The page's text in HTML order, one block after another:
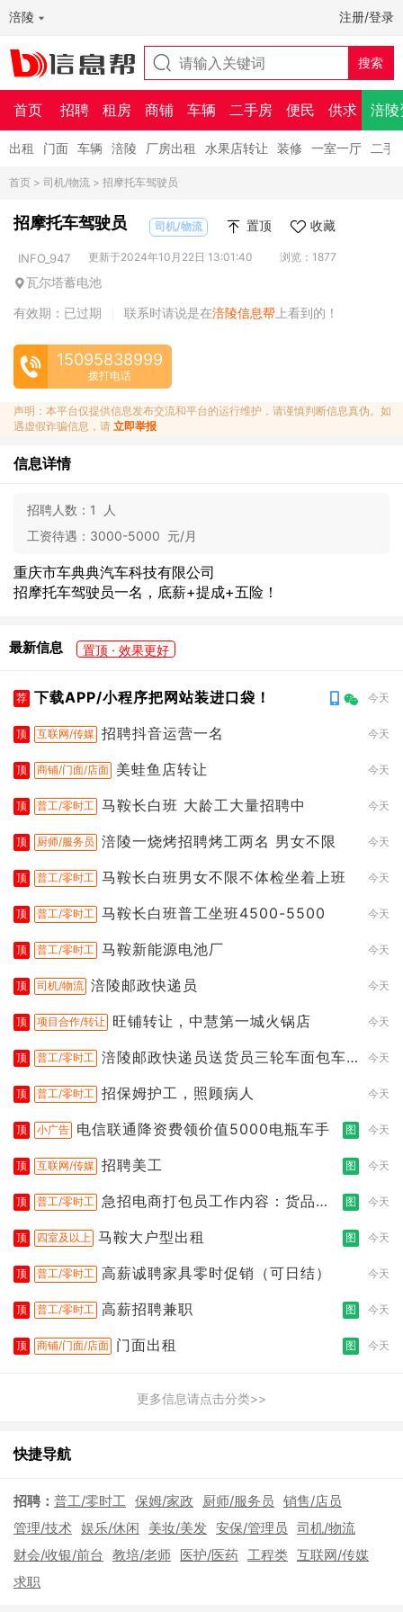
涪陵 注册/登录
首页 招聘 租房 商铺 车辆 二手房 便民 供求 涪陵
出租 门面 车辆 涪陵 厂房出租 水果店转让 装修 一室一厅 二手
首页 > 司机/物流 > 招摩托车驾驶员
招摩托车驾驶员 司机/物流 置顶 收藏
INFO_947 更新于2024年10月22日 13:01:40 浏览：1877
瓦尔塔蓄电池
有效期：已过期
联系时请说是在涪陵信息帮 上看到的！
15095838999
拨打电话
声明：本平台仅提供信息发布交流和平台的运行维护，请谨慎判断信息真伪。如
遇虚假诈骗信息，请 立即举报
信息详情
招聘人数： 1 人
工资待遇： 3000-5000 元/月
重庆市车典典汽车科技有限公司
招摩托车驾驶员一名，底薪+提成+五险！
最新信息 置顶 · 效果更好
荐 下载APP/小程序把网站装进口袋！ 今天
顶 互联网/传媒 招聘抖音运营一名 今天
顶 商铺/门面/店面 美蛙鱼店转让 今天
顶 普工/零时工 马鞍长白班 大龄工大量招聘中 今天
顶 厨师/服务员 涪陵一烧烤招聘烤工两名 男女不限 今天
顶 普工/零时工 马鞍长白班男女不限不体检坐着上班 今天
顶 普工/零时工 马鞍长白班普工坐班4500-5500 今天
顶 普工/零时工 马鞍新能源电池厂 今天
顶 司机/物流 涪陵邮政快递员 今天
顶 项目合作/转让 旺铺转让，中慧第一城火锅店 今天
顶 普工/零时工 涪陵邮政快递员送货员三轮车面包车
今天
顶 普工/零时工 招保姆护工，照顾病人 今天
顶 小广告 电信联通降资费领价值5000电瓶车手 图 今天
顶 互联网/传媒 招聘美工 图 今天
顶 普工/零时工 急招电商打包员工作内容：货品分
图 今天
顶 四室及以上 马鞍大户型出租 图 今天
顶 普工/零时工 高薪诚聘家具零时促销（可日结） 今天
顶 普工/零时工 高薪招聘兼职 图 今天
顶 商铺/门面/店面 门面出租 图 今天
更多信息请点击分类>>
快捷导航
招聘： 普工/零时工 保姆/家政 厨师/服务员 销售/店员
管理/技术 娱乐/休闲 美妆/美发 安保/管理员 司机/物流
财会/收银/前台 教培/老师 医护/医药 工程类 互联网/传媒
求职